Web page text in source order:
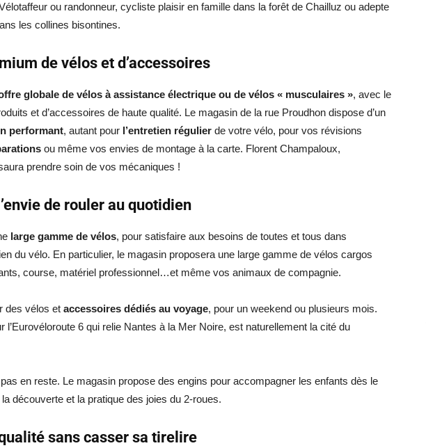
ou randonneur, cycliste plaisir en famille dans la forêt de Chailluz ou adepte
les collines bisontines.
de vélos et d’accessoires
globale de vélos à assistance électrique ou de vélos « musculaires », avec le
et d’accessoires de haute qualité. Le magasin de la rue Proudhon dispose d’un
performant, autant pour l’entretien régulier de votre vélo, pour vos révisions
ou même vos envies de montage à la carte. Florent Champaloux,
prendre soin de vos mécaniques !
de rouler au quotidien
large gamme de vélos, pour satisfaire aux besoins de toutes et tous dans
du vélo. En particulier, le magasin proposera une large gamme de vélos cargos
course, matériel professionnel…et même vos animaux de compagnie.
des vélos et accessoires dédiés au voyage, pour un weekend ou plusieurs mois.
l’Eurovéloroute 6 qui relie Nantes à la Mer Noire, est naturellement la cité du
en reste. Le magasin propose des engins pour accompagner les enfants dès le
découverte et la pratique des joies du 2-roues.
sans casser sa tirelire